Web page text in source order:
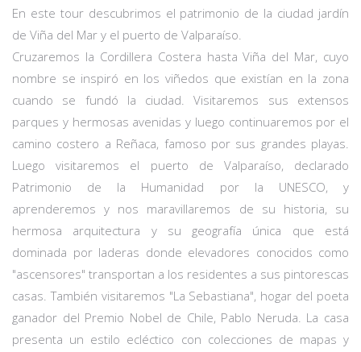
En este tour descubrimos el patrimonio de la ciudad jardín
de Viña del Mar y el puerto de Valparaíso.
Cruzaremos la Cordillera Costera hasta Viña del Mar, cuyo
nombre se inspiró en los viñedos que existían en la zona
cuando se fundó la ciudad. Visitaremos sus extensos
parques y hermosas avenidas y luego continuaremos por el
camino costero a Reñaca, famoso por sus grandes playas.
Luego visitaremos el puerto de Valparaíso, declarado
Patrimonio de la Humanidad por la UNESCO, y
aprenderemos y nos maravillaremos de su historia, su
hermosa arquitectura y su geografía única que está
dominada por laderas donde elevadores conocidos como
"ascensores" transportan a los residentes a sus pintorescas
casas. También visitaremos "La Sebastiana", hogar del poeta
ganador del Premio Nobel de Chile, Pablo Neruda. La casa
presenta un estilo ecléctico con colecciones de mapas y